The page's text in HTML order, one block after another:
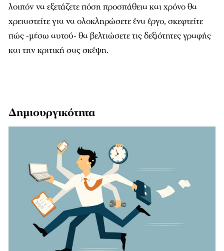
λοιπόν να εξετάζετε πόση προσπάθεια και χρόνο θα
χρειαστείτε για να ολοκληρώσετε ένα έργο, σκεφτείτε
πώς -μέσω αυτού- θα βελτιώσετε τις δεξιότητες γραφής
και την κριτική σας σκέψη.
Δημιουργικότητα